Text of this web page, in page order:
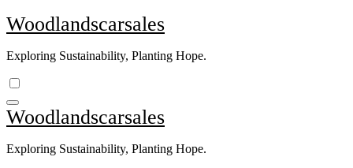
Skip
to
Woodlandscarsales
Exploring Sustainability, Planting Hope.
Woodlandscarsales
Exploring Sustainability, Planting Hope.